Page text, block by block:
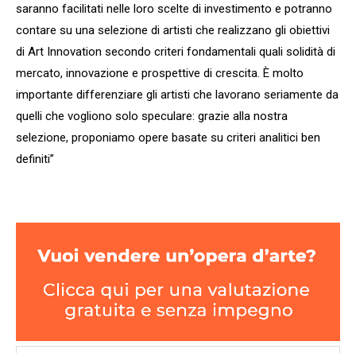
saranno facilitati nelle loro scelte di investimento e potranno
contare su una selezione di artisti che realizzano gli obiettivi
di Art Innovation secondo criteri fondamentali quali solidità di
mercato, innovazione e prospettive di crescita. È molto
importante differenziare gli artisti che lavorano seriamente da
quelli che vogliono solo speculare: grazie alla nostra
selezione, proponiamo opere basate su criteri analitici ben
definiti”